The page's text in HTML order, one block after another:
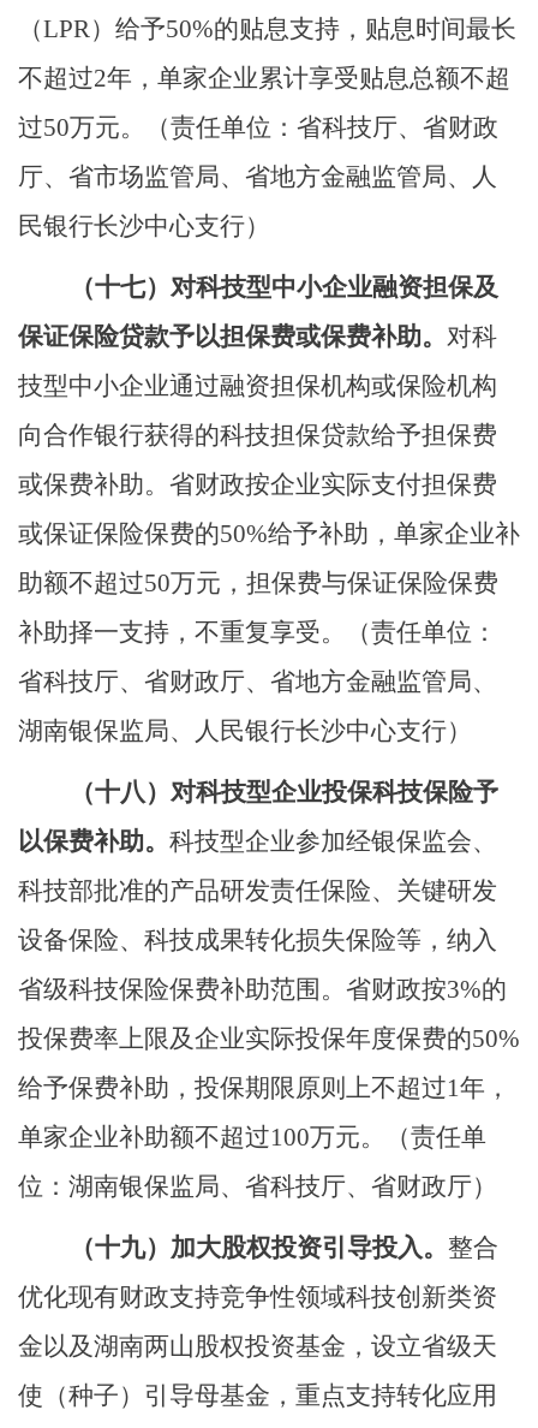
（LPR ）给予50%的贴息支持，贴息时间最长
不超过2年，单家企业累计享受贴息总额不超
过50万元。
（责任单位：省科技厅、省财政
厅、省市场监管局、省地方金融监管局、人
民银行长沙中心支行）
（十七） 对科技型中小企业融资担保及
保证保险贷款予以担保费或保费补助。 对科
技型中小企业通过融资担保机构或保险机构
向合作银行获得的科技担保贷款给予担保费
或保费补助。省财政按企业实际支付担保费
或保证保险保费的50%给予补助 ，单家企业补
助额不超过50万元 ，担保费与保证保险保费
补助择一支持，不重复享受。
（责任单位：
省科技厅、省财政厅、省地方金融监管局、
湖南银保监局、人民银行长沙中心支行）
（十八） 对科技型企业投保科技保险予
以保费补助。 科技型企业参加经银保监会、
科技部批准的产品研发责任保险、关键研发
设备保险、科技成果转化损失保险等，纳入
省级科技保险保费补助范围。省财政按3%的
投保费率上限及企业实际投保年度保费的50%
给予保费补助 ，投保期限原则上不超过1年，
单家企业补助额不超过100万元。
（责任单
位：湖南银保监局、省科技厅、省财政厅）
（十九） 加大股权投资引导投入。 整合
优化现有财政支持竞争性领域科技创新类资
金以及湖南两山股权投资基金，设立省级天
使（种子）引导母基金，重点支持转化应用